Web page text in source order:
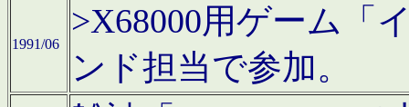
1991/06
>X68000用ゲーム「
ンド担当で参加。